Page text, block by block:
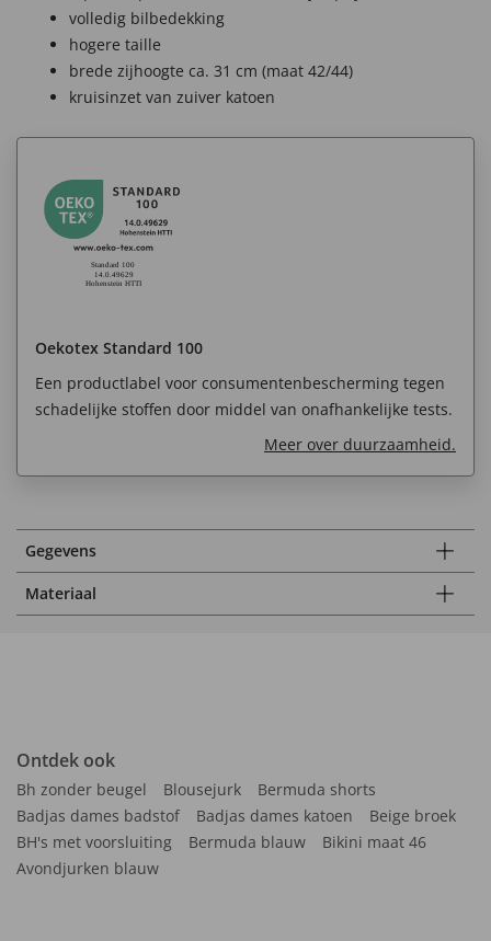
volledig bilbedekking
hogere taille
brede zijhoogte ca. 31 cm (maat 42/44)
kruisinzet van zuiver katoen
Oekotex Standard 100
Een productlabel voor consumentenbescherming tegen
schadelijke stoffen door middel van onafhankelijke tests.
Meer over duurzaamheid.
Gegevens
Materiaal
Ontdek ook
Bh zonder beugel Blousejurk
Bermuda shorts
Badjas dames badstof
Badjas dames katoen
Beige broek
BH's met voorsluiting
Bermuda blauw
Bikini maat 46
Avondjurken blauw